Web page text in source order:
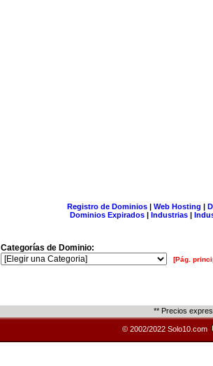
Registro de Dominios| Web Hosting |
Dominios Expirados | Industrias |
Categorías de Dominio:
[Pág.
** Precios
© 2002/2022 Solo10.com